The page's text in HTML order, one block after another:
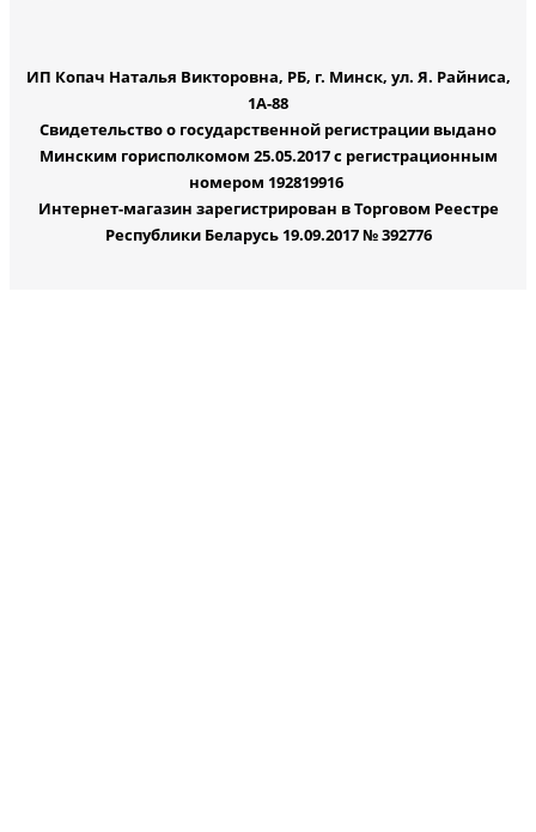
ИП Копач Наталья Викторовна, РБ, г. Минск, ул. Я. Райниса,
1А-88
Свидетельство о государственной регистрации выдано
Минским горисполкомом 25.05.2017 с регистрационным
номером 192819916
Интернет-магазин зарегистрирован в Торговом Реестре
Республики Беларусь 19.09.2017 № 392776